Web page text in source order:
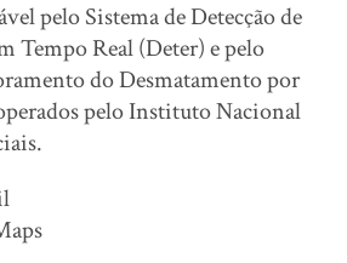
pelo Sistema de Detecção de
Tempo Real (Deter) e pelo
do Desmatamento por
pelo Instituto Nacional